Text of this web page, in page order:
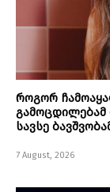
როგორ
გამოცდილებამ
სავსე
7 August, 2026